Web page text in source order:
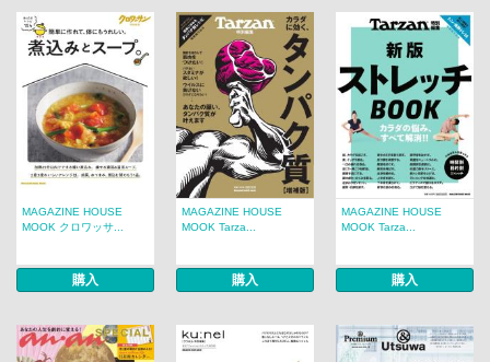
MAGAZINE HOUSE
MOOK クロワッサ...
購入
MAGAZINE HOUSE
MOOK Tarza...
購入
MAGAZINE HOUSE
MOOK Tarza...
購入